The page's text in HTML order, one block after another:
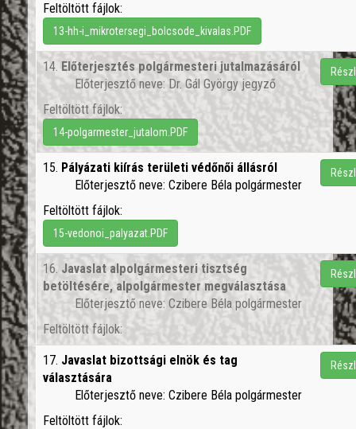
Feltöltött fájlok:
13-hh-i_mikrotersegi_bolcsode_kivalas.PDF
14. Előterjesztés polgármesteri jutalmazásáról
Előterjesztő neve: Dr. Gál György jegyző
Feltöltött fájlok:
14-polgarmester_jutalom.PDF
15. Pályázati kiírás területi védőnői állásról
Előterjesztő neve: Czibere Béla polgármester
Feltöltött fájlok:
15-vedonoi_palyazat.PDF
16. Javaslat alpolgármesteri tisztség
betöltésére, alpolgármester megválasztása
Előterjesztő neve: Czibere Béla polgármester
Feltöltött fájlok:
17. Javaslat bizottsági elnök és tag
választására
Előterjesztő neve: Czibere Béla polgármester
Feltöltött fájlok: